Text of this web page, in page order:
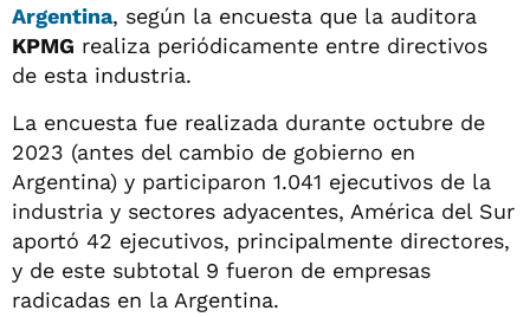
Argentina, según la encuesta que la auditora
KPMG realiza periódicamente entre directivos
de esta industria.
La encuesta fue realizada durante octubre de
2023 (antes del cambio de gobierno en
Argentina) y participaron 1.041 ejecutivos de la
industria y sectores adyacentes, América del Sur
aportó 42 ejecutivos, principalmente directores,
y de este subtotal 9 fueron de empresas
radicadas en la Argentina.